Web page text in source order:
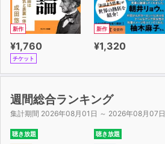
新作
¥1,760
チケット
新作
¥1,320
週間総合ランキング
集計期間 2026年08月01日 ～ 2026年08月07日
聴き放題 聴き放題